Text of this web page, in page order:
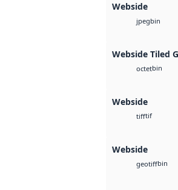
Webside
jpegbin
Webside Tiled
octetbin
Webside
tifftif
Webside
geotiffbin